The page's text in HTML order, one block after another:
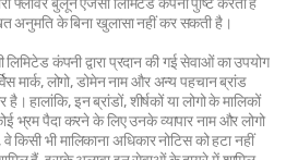
फ्लावर बुलून एजेंसी लिमिटेड कंपनी पुष्टि करती है
अनुमति के बिना खुलासा नहीं कर सकती है।
कंपनी द्वारा प्रदान की गई सेवाओं का उपयोग
मार्क, लोगो, डोमेन नाम और अन्य पहचान ब्रांड
हालांकि, इन ब्रांडों, शीर्षकों या लोगो के मालिकों
भ्रम पैदा करने के लिए उनके व्यापार नाम और लोगो
किसी भी मालिकाना अधिकार नोटिस को हटा नहीं